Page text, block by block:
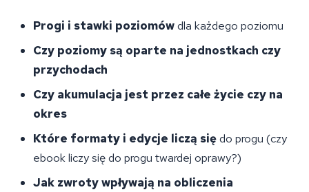
Progi i stawki poziomówdla każdego poziomu
Czy poziomy są oparte na jednostkach czy
przychodach
Czy akumulacja jest przez całe życie czy na
okres
Które formaty i edycje liczą siędo progu (czy
ebook liczy się do progu twardej oprawy?)
Jak zwroty wpływają na obliczenia